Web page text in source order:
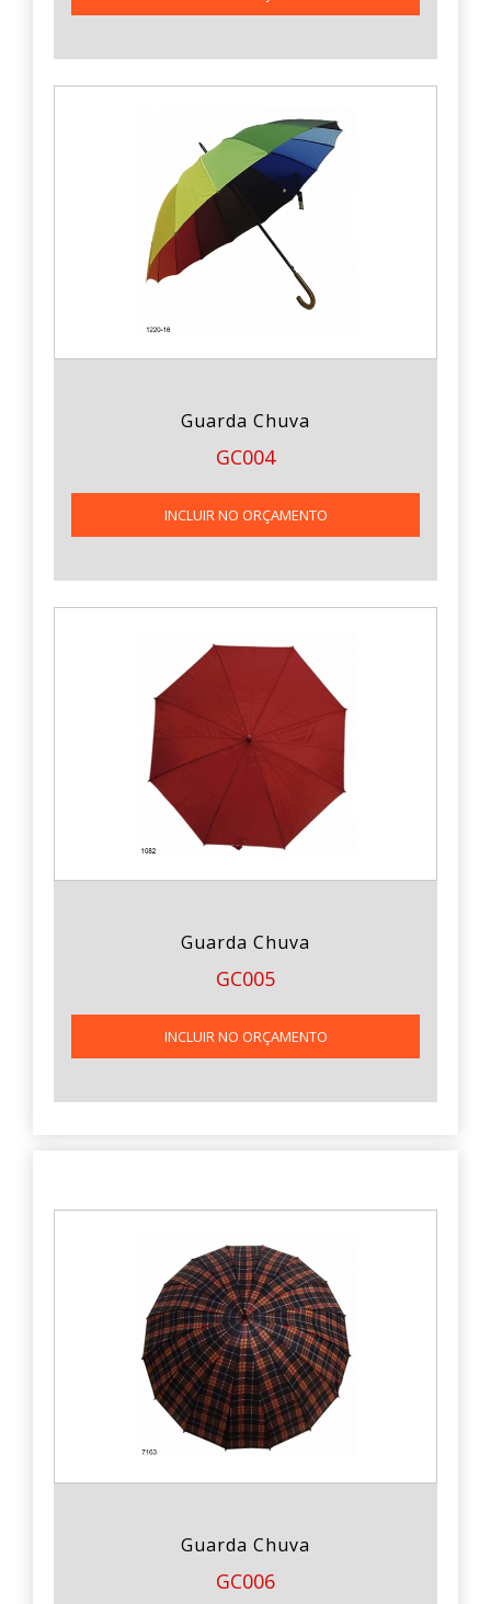
Guarda Chuva
GC004
INCLUIR NO ORÇAMENTO
Guarda Chuva
GC005
INCLUIR NO ORÇAMENTO
Guarda Chuva
GC006